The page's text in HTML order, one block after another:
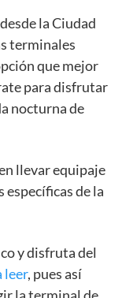
la Ciudad
terminales
que mejor
para disfrutar
nocturna de
llevar equipaje
de la
y disfruta del
leer, pues así